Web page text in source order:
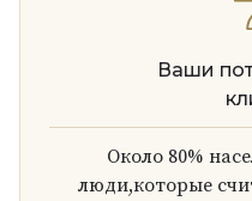
Ваши
Около 80%
люди,которые